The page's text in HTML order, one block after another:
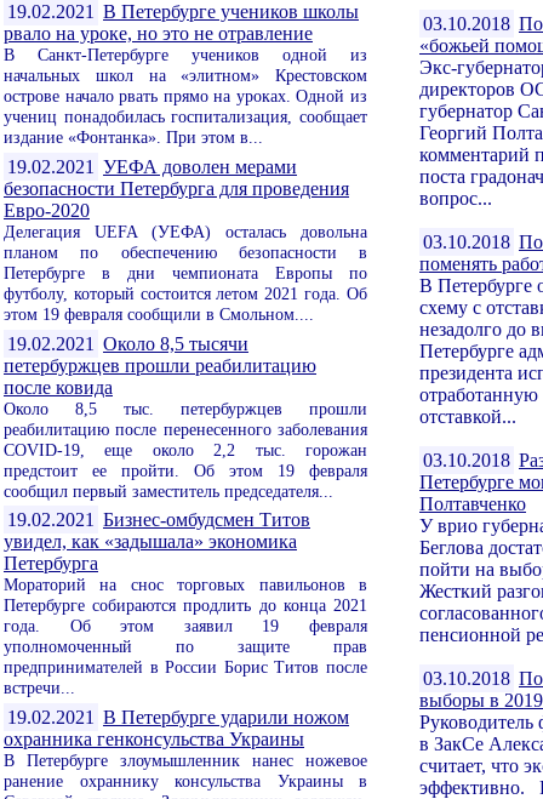
19.02.2021 В Петербурге учеников школы
рвало на уроке, но это не отравление
В Санкт-Петербурге учеников одной из
начальных школ на «элитном» Крестовском
острове начало рвать прямо на уроках. Одной из
учениц понадобилась госпитализация, сообщает
издание «Фонтанка». При этом в...
19.02.2021 УЕФА доволен мерами
безопасности Петербурга для проведения
Евро-2020
Делегация UEFA (УЕФА) осталась довольна
планом по обеспечению безопасности в
Петербурге в дни чемпионата Европы по
футболу, который состоится летом 2021 года. Об
этом 19 февраля сообщили в Смольном....
19.02.2021 Около 8,5 тысячи
петербуржцев прошли реабилитацию
после ковида
Около 8,5 тыс. петербуржцев прошли
реабилитацию после перенесенного заболевания
COVID-19, еще около 2,2 тыс. горожан
предстоит ее пройти. Об этом 19 февраля
сообщил первый заместитель председателя...
19.02.2021 Бизнес-омбудсмен Титов
увидел, как «задышала» экономика
Петербурга
Мораторий на снос торговых павильонов в
Петербурге собираются продлить до конца 2021
года. Об этом заявил 19 февраля
уполномоченный по защите прав
предпринимателей в России Борис Титов после
встречи...
19.02.2021 В Петербурге ударили ножом
охранника генконсульства Украины
В Петербурге злоумышленник нанес ножевое
ранение охраннику консульства Украины в
03.10.2018
«божьей
Экс-
директоров
губернатор
Георгий
комментарий
поста
вопрос...
03.10.2018
поменять
В Петербурге
схему с
незадолго
Петербурге
президента
отставкой...
03.10.2018
Петербурге
Полтавченко
У врио
Беглова
пойти на
Жесткий
пенсионной
03.10.2018
выборы в 2019
Руководитель
в ЗакСе
считает, что
эффективно.